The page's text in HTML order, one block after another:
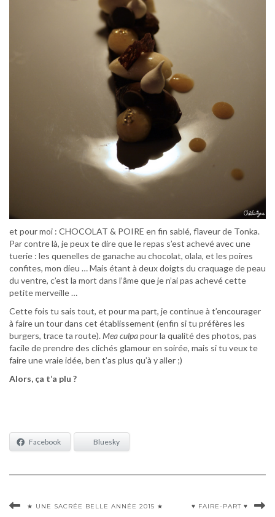
et pour moi : CHOCOLAT & POIRE en fin sablé, flaveur de Tonka.
Par contre là, je peux te dire que le repas s’est achevé avec une
tuerie : les quenelles de ganache au chocolat, olala, et les poires
confites, mon dieu … Mais étant à deux doigts du craquage de peau
du ventre, c’est la mort dans l’âme que je n’ai pas achevé cette
petite merveille …
Cette fois tu sais tout, et pour ma part, je continue à t’encourager
à faire un tour dans cet établissement (enfin si tu préfères les
burgers, trace ta route).Mea culpapour la qualité des photos, pas
facile de prendre des clichés glamour en soirée, mais si tu veux te
faire une vraie idée, ben t’as plus qu’à y aller ;)
Alors, ça t’a plu ?
Facebook Bluesky
★ UNE SACRÉE BELLE ANNÉE 2015 ★ ♥ FAIRE-PART ♥